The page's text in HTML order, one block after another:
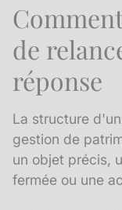
de
réponse
La structure
gestion de
un objet précis,
fermée ou une